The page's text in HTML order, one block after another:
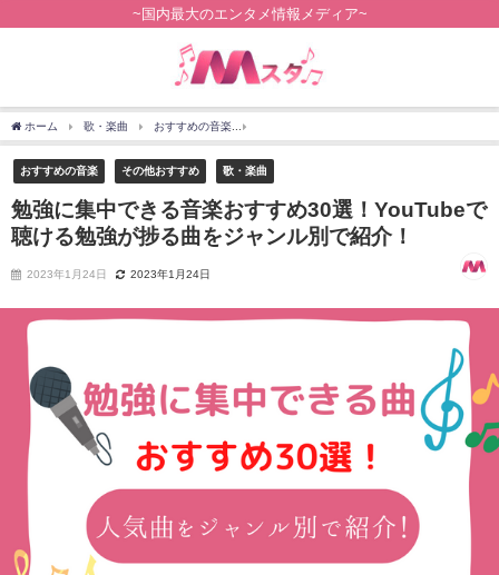
~国内最大のエンタメ情報メディア~
ホーム 歌・楽曲 おすすめの音楽
おすすめの音楽 その他おすすめ 歌・楽曲
勉強に集中できる音楽おすすめ30選！YouTubeで
聴ける勉強が捗る曲をジャンル別で紹介！
2023年1月24日 2023年1月24日